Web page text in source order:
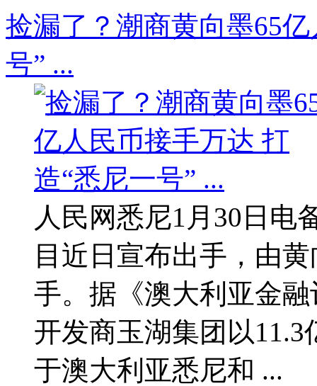
捡漏了？潮商黄向墨65
号” ...
人民网悉尼1月30日电
目近日宣布出手，由
手。据《澳大利亚金
开发商玉湖集团以
于澳大利亚悉尼和 ...